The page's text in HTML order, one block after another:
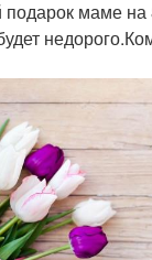
маме на